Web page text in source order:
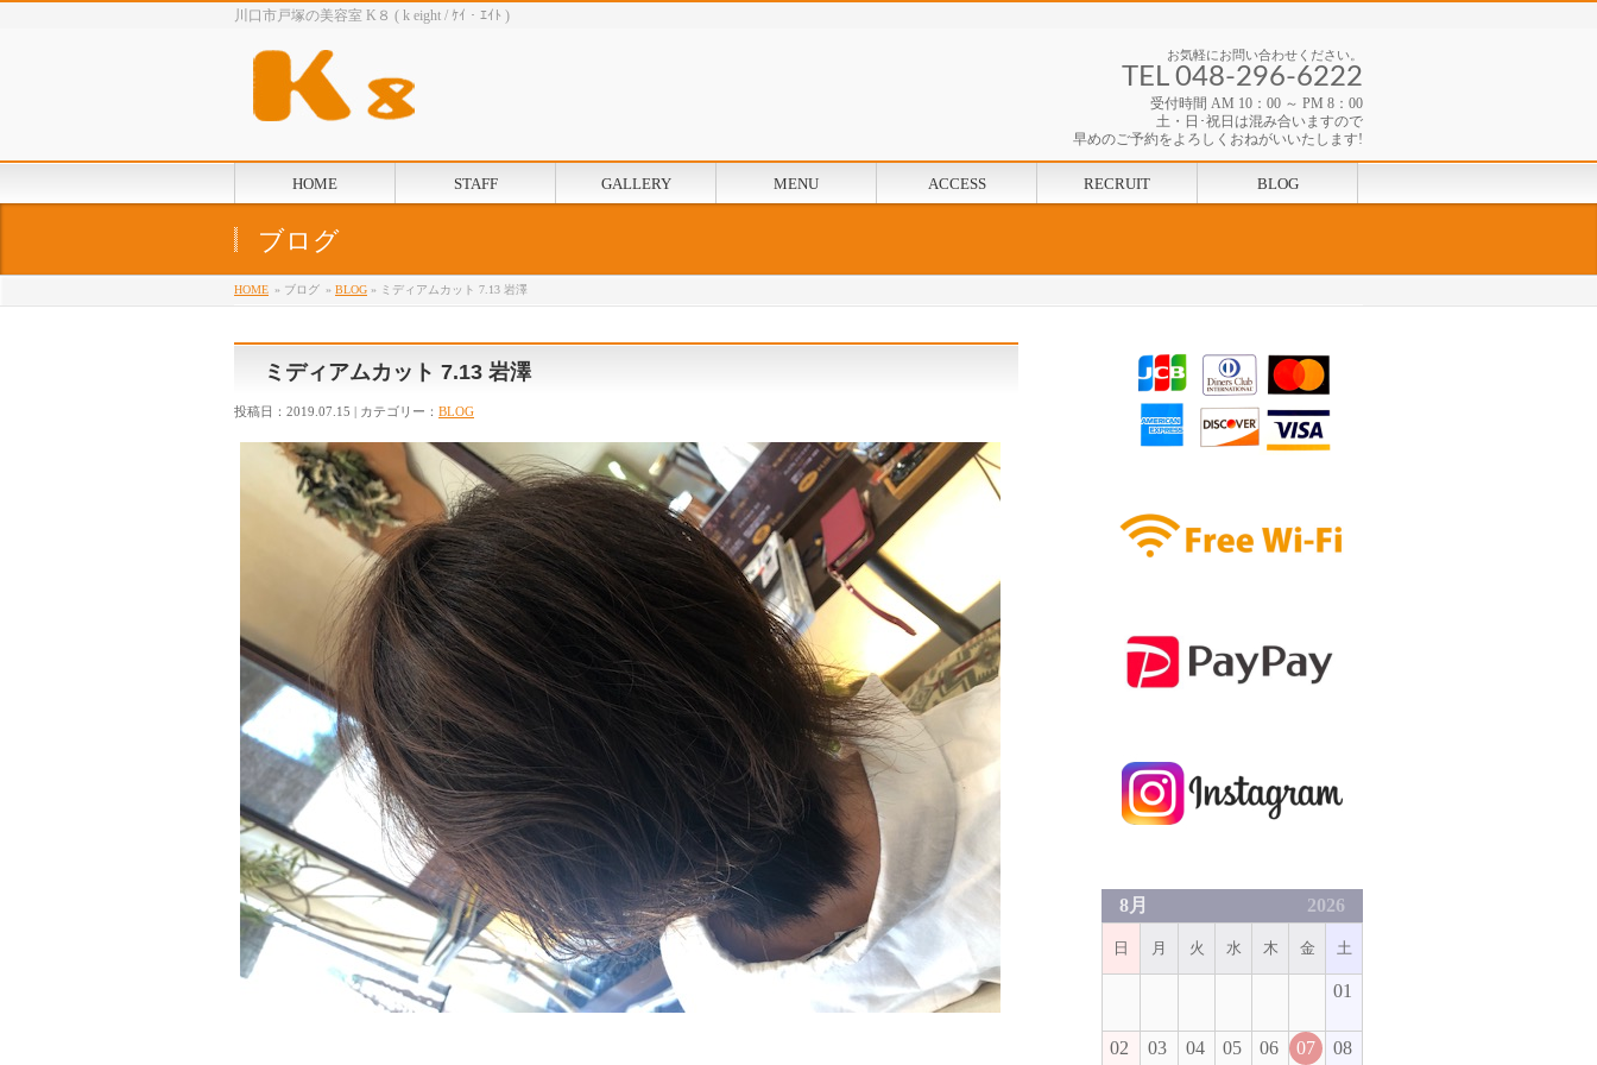
川口市戸塚の美容室 K８ ( k eight / ｹｲ・ｴｲﾄ )
お気軽にお問い合わせください。
TEL 048-296-6222
受付時間 AM 10：00 ～ PM 8：00
土・日･祝日は混み合いますので
早めのご予約をよろしくおねがいいたします!
HOME STAFF GALLERY MENU ACCESS RECRUIT BLOG
ブログ
HOME » ブログ » BLOG » ミディアムカット 7.13 岩澤
ミディアムカット 7.13 岩澤
投稿日：2019.07.15 | カテゴリー： BLOG
8月 2026
日 月 火 水 木 金 土
01
02 03 04 05 06 07 08